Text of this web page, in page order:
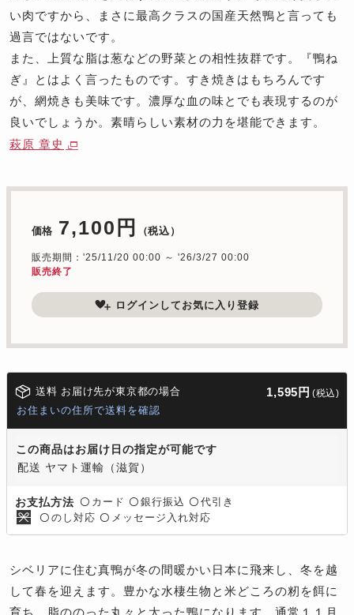
い肉ですから、まさに最高クラスの国産天然鴨と言っても
過言ではないです。
また、上質な脂は葱などの野菜との相性抜群です。『鴨ね
ぎ』とはよく言ったものです。すき焼きはもちろんです
が、網焼きも美味です。濃厚な血の味とでも表現するのが
良いでしょうか。素晴らしい素材の力を堪能できます。
萩原 章史
価格 7,100円 （税込）
販売期間：'25/11/20 00:00 ～ '26/3/27 00:00
販売終了
ログインしてお気に入り登録
送料 お届け先が東京都の場合 1,595円 (税込)
お住まいの住所で送料を確認
この商品はお届け日の指定が可能です
配送 ヤマト運輸（滋賀）
お支払方法 〇 カード 〇 銀行振込 〇 代引き
〇 のし対応 〇 メッセージ入れ対応
シベリアに住む真鴨が冬の間暖かい日本に飛来し、冬を越
して春を迎えます。豊かな水棲生物と米どころの籾を餌に
育ち、脂ののった丸々と太った鴨になります。通常１１月